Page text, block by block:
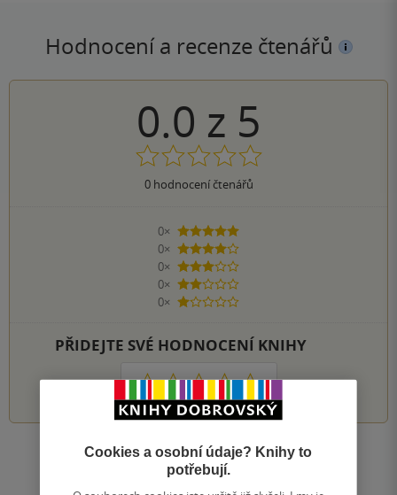
Hodnocení a recenze čtenářů
0.0 z 5
0hodnocení čtenářů
0×
5 hvězdiček
0×
4 hvězdičky
0×
3 hvězdičky
0×
2 hvězdičky
0×
1 hvezdička
PŘIDEJTE SVÉ HODNOCENÍ KNIHY
1 2 3 4 5
Zobrazit všechna hodnocení
Cookies a osobní údaje? Knihy to
potřebují.